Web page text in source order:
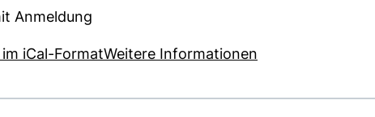
Anmeldung
iCal-Format, 1 KB (öffnet neues Fenster)
Weitere Informationen